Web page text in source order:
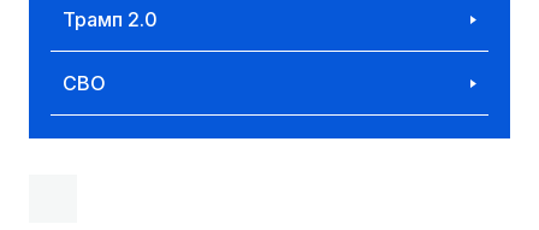
Трамп 2.0
СВО